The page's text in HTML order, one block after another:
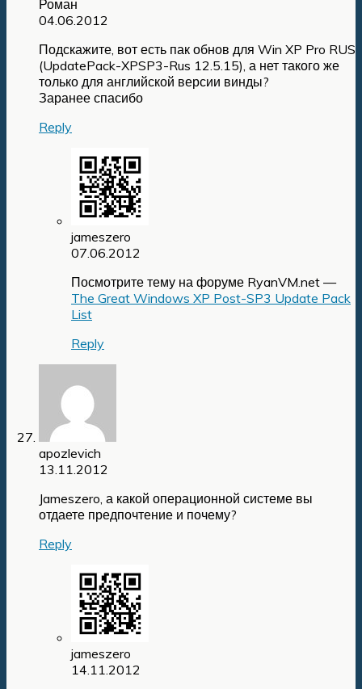
Роман
04.06.2012
Подскажите, вот есть пак обнов для Win XP Pro RUS
(UpdatePack-XPSP3-Rus 12.5.15), а нет такого же
только для английской версии винды?
Заранее спасибо
Reply
jameszero
07.06.2012
Посмотрите тему на форуме RyanVM.net —
The Great Windows XP Post-SP3 Update Pack
List
Reply
apozlevich
13.11.2012
Jameszero, а какой операционной системе вы
отдаете предпочтение и почему?
Reply
jameszero
14.11.2012